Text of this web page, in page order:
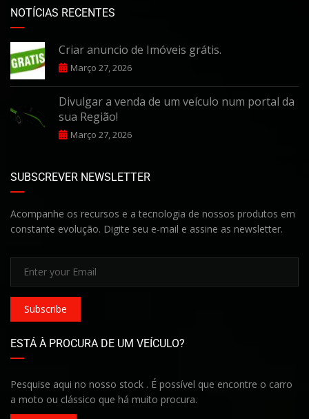
NOTÍCIAS RECENTES
Criar anuncio de Imóveis grátis.
Março 27, 2026
Divulgar a venda de um veículo num portal da
sua Região!
Março 27, 2026
SUBSCREVER NEWSLETTER
Acompanhe os recursos e a tecnologia de nossos produtos em
constante evolução. Digite seu e-mail e assine as newsletter.
Subscribe
ESTÁ À PROCURA DE UM VEÍCULO?
Pesquise aqui no nosso stock . É possível que encontre o carro
a moto ou clássico que há muito procura.